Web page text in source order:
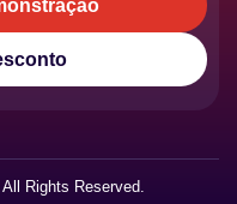
Rights Reserved.